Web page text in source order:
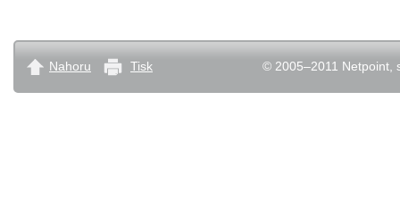
© 2005–2011 Netpoint,
Nahoru Tisk